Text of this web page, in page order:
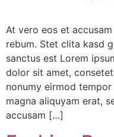
At vero eos et
rebum. Stet clita kasd
sanctus est Lorem
dolor sit amet,
nonumy eirmod
magna aliquyam erat,
accusam […]